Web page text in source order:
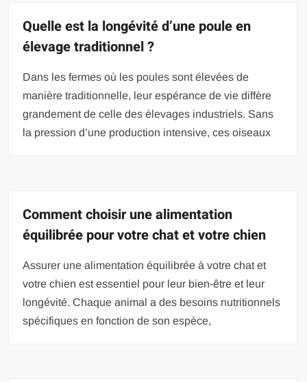
Quelle est la longévité d’une poule en
élevage traditionnel ?
Dans les fermes où les poules sont élevées de
manière traditionnelle, leur espérance de vie diffère
grandement de celle des élevages industriels. Sans
la pression d’une production intensive, ces oiseaux
Comment choisir une alimentation
équilibrée pour votre chat et votre chien
Assurer une alimentation équilibrée à votre chat et
votre chien est essentiel pour leur bien-être et leur
longévité. Chaque animal a des besoins nutritionnels
spécifiques en fonction de son espèce,